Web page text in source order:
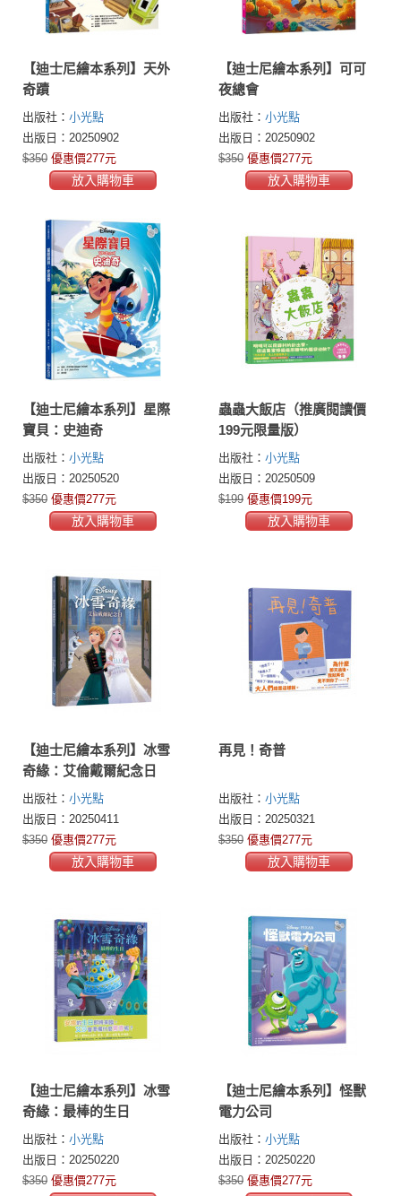
【迪士尼繪本系列】天外
奇蹟
出版社： 小光點
出版日：20250902
$350 優惠價277元
放入購物車
【迪士尼繪本系列】可可
夜總會
出版社： 小光點
出版日：20250902
$350 優惠價277元
放入購物車
【迪士尼繪本系列】星際
寶貝：史迪奇
出版社： 小光點
出版日：20250520
$350 優惠價277元
放入購物車
蟲蟲大飯店（推廣閱讀價
199元限量版）
出版社： 小光點
出版日：20250509
$199 優惠價199元
放入購物車
【迪士尼繪本系列】冰雪
奇緣：艾倫戴爾紀念日
出版社： 小光點
出版日：20250411
$350 優惠價277元
放入購物車
再見！奇普
出版社： 小光點
出版日：20250321
$350 優惠價277元
放入購物車
【迪士尼繪本系列】冰雪
奇緣：最棒的生日
出版社： 小光點
出版日：20250220
$350 優惠價277元
【迪士尼繪本系列】怪獸
電力公司
出版社： 小光點
出版日：20250220
$350 優惠價277元